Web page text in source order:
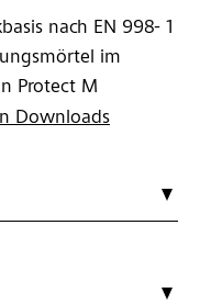
nach EN 998- 1
im
Protect M
Downloads